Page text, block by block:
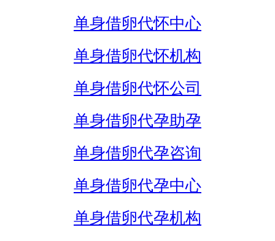
单身借卵代怀中心
单身借卵代怀机构
单身借卵代怀公司
单身借卵代孕助孕
单身借卵代孕咨询
单身借卵代孕中心
单身借卵代孕机构